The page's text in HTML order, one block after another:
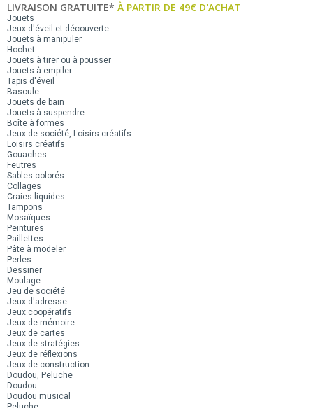
LIVRAISON GRATUITE* À PARTIR DE 49€ D'ACHAT
Jouets
Jeux d'éveil et découverte
Jouets à manipuler
Hochet
Jouets à tirer ou à pousser
Jouets à empiler
Tapis d'éveil
Bascule
Jouets de bain
Jouets à suspendre
Boîte à formes
Jeux de société, Loisirs créatifs
Loisirs créatifs
Gouaches
Feutres
Sables colorés
Collages
Craies liquides
Tampons
Mosaïques
Peintures
Paillettes
Pâte à modeler
Perles
Dessiner
Moulage
Jeu de société
Jeux d'adresse
Jeux coopératifs
Jeux de mémoire
Jeux de cartes
Jeux de stratégies
Jeux de réflexions
Jeux de construction
Doudou, Peluche
Doudou
Doudou musical